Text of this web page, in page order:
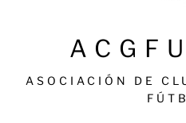
ASOCIACIÓN DE